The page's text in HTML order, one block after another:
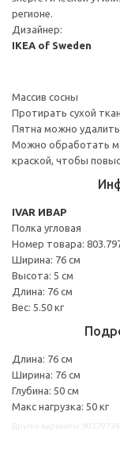
регионе.
Дизайнер:
IKEA of Sweden
Массив сосны
Протирать сухой
Пятна можно
Можно обработать
краской, чтобы
IVAR ИВАР
Полка угловая
Номер товара:
Ширина: 76 см
Высота: 5 см
Длина: 76 см
Вес: 5.50 кг
Длина: 76 см
Ширина: 76 см
Глубина: 50 см
Макс нагрузка: 50 кг